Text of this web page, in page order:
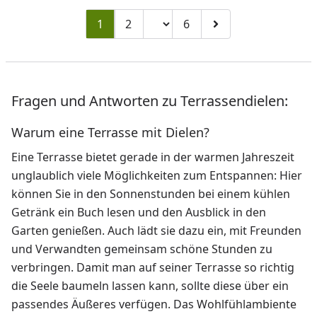
1 Zu Seite 2
2 Seitenzahl ändern
Zu Seite 6
6 Zur nächsten Seite
Fragen und Antworten zu Terrassendielen:
Warum eine Terrasse mit Dielen?
Eine Terrasse bietet gerade in der warmen Jahreszeit
unglaublich viele Möglichkeiten zum Entspannen: Hier
können Sie in den Sonnenstunden bei einem kühlen
Getränk ein Buch lesen und den Ausblick in den
Garten genießen. Auch lädt sie dazu ein, mit Freunden
und Verwandten gemeinsam schöne Stunden zu
verbringen. Damit man auf seiner Terrasse so richtig
die Seele baumeln lassen kann, sollte diese über ein
passendes Äußeres verfügen. Das Wohlfühlambiente